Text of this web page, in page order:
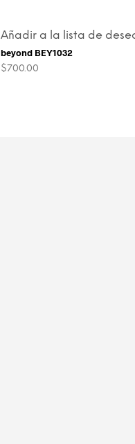
Añadir a la lista de
beyond BEY1032
$700.00